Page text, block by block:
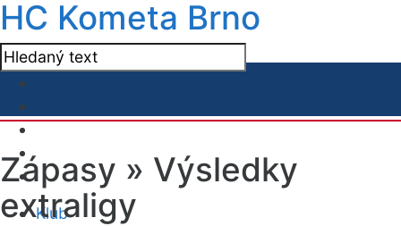
HC Kometa Brno
Klub
Zápasy » Výsledky
extraligy